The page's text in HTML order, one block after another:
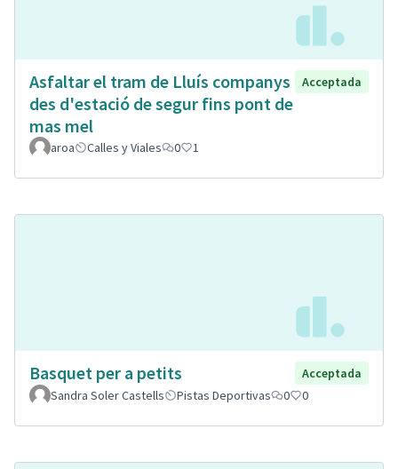
Asfaltar el tram de Lluís companys
des d'estació de segur fins pont de
mas mel
Acceptada
aroa Calles y Viales 0 1
Basquet per a petits
Acceptada
Sandra Soler Castells
Pistas Deportivas 0 0